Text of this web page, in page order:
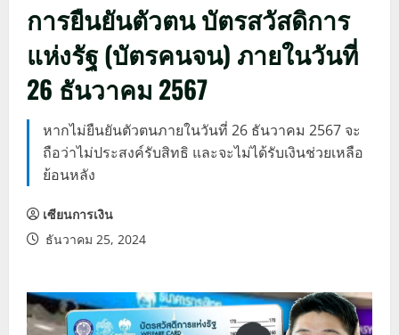
การยืนยันตัวตน บัตรสวัสดิการ
แห่งรัฐ (บัตรคนจน) ภายในวันที่
26 ธันวาคม 2567
หากไม่ยืนยันตัวตนภายในวันที่ 26 ธันวาคม 2567 จะ
ถือว่าไม่ประสงค์รับสิทธิ และจะไม่ได้รับเงินช่วยเหลือ
ย้อนหลัง
เซียนการเงิน
ธันวาคม 25, 2024